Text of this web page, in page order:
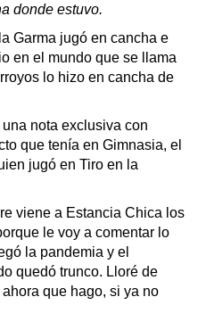
donde estuvo.
Garma jugó en cancha e
en el mundo que se llama
lo hizo en cancha de
nota exclusiva con
que tenía en Gimnasia, el
jugó en Tiro en la
viene a Estancia Chica los
le voy a comentar lo
la pandemia y el
quedó trunco. Lloré de
que hago, si ya no